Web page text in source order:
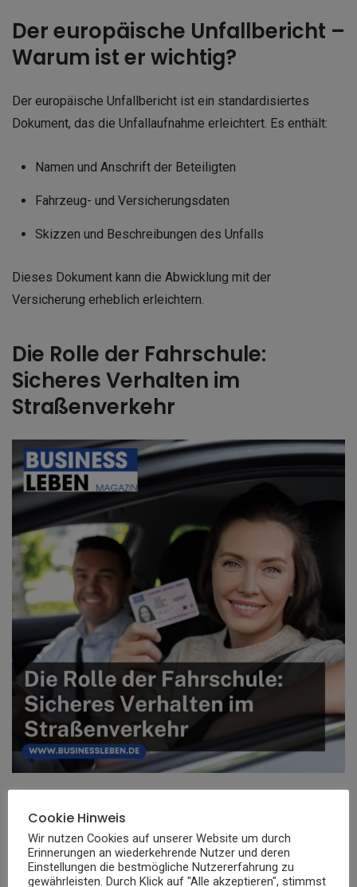
Der europäische Unfallbericht –
Warum ist er wichtig?
Der europäische Unfallbericht ist ein standardisiertes
Dokument, das die Unfallaufnahme erleichtert. Es enthält:
Namen und Anschrift der Beteiligten
Fahrzeug- und Versicherungsdaten
Skizzen und Beschreibungen des Unfalls
Dieses Dokument kann die Abwicklung mit der
Versicherung erheblich erleichtern.
Die Rolle der Fahrschule:
Sicheres Verhalten im
Straßenverkehr
Situationen. Sie sind an einem Verkehrsunfall beteiligt,
wozu sind Sie verpflichtet? Genau solche Fragen werden im
Cookie Hinweis
Wir nutzen Cookies auf unserer Website um durch
Erinnerungen an wiederkehrende Nutzer und deren
Einstellungen die bestmögliche Nutzererfahrung zu
gewährleisten. Durch Klick auf "Alle akzeptieren", stimmst